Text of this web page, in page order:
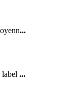
...
label ...